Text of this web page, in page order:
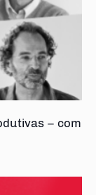
– com